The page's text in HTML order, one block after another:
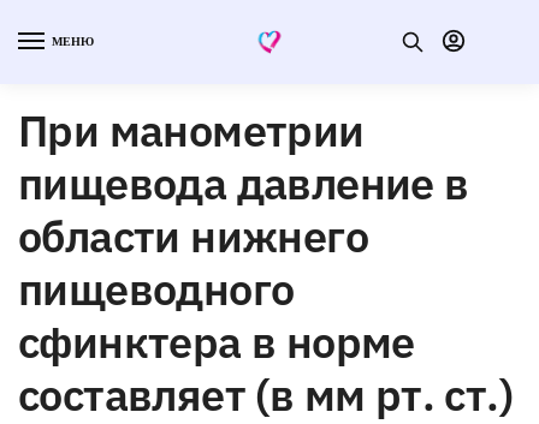
МЕНЮ
При манометрии
пищевода давление в
области нижнего
пищеводного
сфинктера в норме
составляет (в мм рт. ст.)